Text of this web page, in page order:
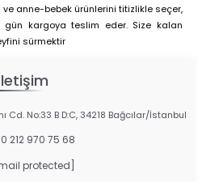
anne-bebek ürünlerini titizlikle seçer,
gün kargoya teslim eder. Size kalan
sürmektir
Cd. No:33 B D:C, 34218 Bağcılar/İstanbul
212 970 75 68
protected]